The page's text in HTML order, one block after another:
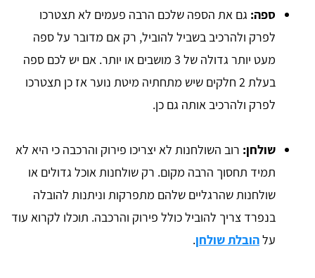
ספה: גם את הספה שלכם הרבה פעמים לא תצטרכו
לפרק ולהרכיב בשביל להוביל, רק אם מדובר על ספה
מעט יותר גדולה של 3 מושבים או יותר. אם יש לכם ספה
בעלת 2 חלקים שיש מתחתיה מיטת נוער אז כן תצטרכו
לפרק ולהרכיב אותה גם כן.
שולחן: רוב השולחנות לא יצריכו פירוק והרכבה כי היא לא
תמיד תחסוך הרבה מקום. רק שולחנות אוכל גדולים או
שולחנות שהרגליים שלהם מתפרקות וניתנות להובלה
בנפרד צריך להוביל כולל פירוק והרכבה. תוכלו לקרוא עוד
עלהובלת שולחן.